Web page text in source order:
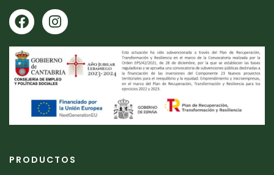
PRODUCTOS